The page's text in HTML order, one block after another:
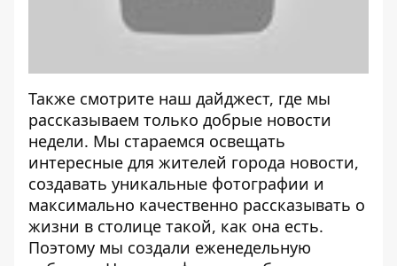
Также смотрите наш дайджест, где мы
рассказываем только добрые новости
недели. Мы стараемся освещать
интересные для жителей города новости,
создавать уникальные фотографии и
максимально качественно рассказывать о
жизни в столице такой, как она есть.
Поэтому мы создали еженедельную